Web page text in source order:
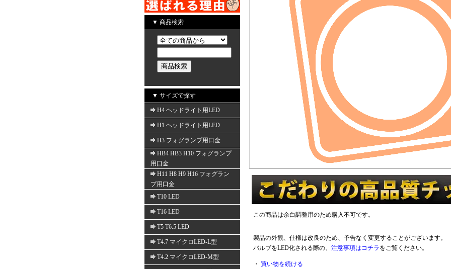
▼ 商品検索
▼ サイズで探す
H4 ヘッドライト用LED
H1 ヘッドライト用LED
H3 フォグランプ用口金
HB4 HB3 H10 フォグランプ
用口金
H11 H8 H9 H16 フォグラン
プ用口金
T10 LED
T16 LED
T5 T6.5 LED
T4.7 マイクロLED-L型
T4.2 マイクロLED-M型
この商品は余白調整用のため購入不可です。
製品の外観、仕様は改良のため、予告なく変更することがございます。
バルブをLED化される際の、 注意事項はコチラ をご覧ください。
・ 買い物を続ける